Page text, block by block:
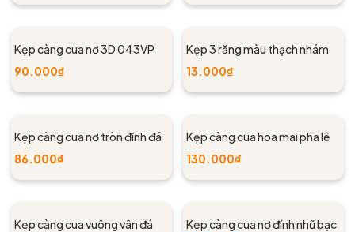
Kẹp càng cua nơ 3D 043VP
90.000₫
Kẹp 3 răng màu thạch nhám
13.000₫
Kẹp càng cua nơ tròn đính đá
86.000₫
Kẹp càng cua hoa mai pha lê
130.000₫
Kẹp càng cua vuông vân đá
Kẹp càng cua nơ đính nhũ bạc